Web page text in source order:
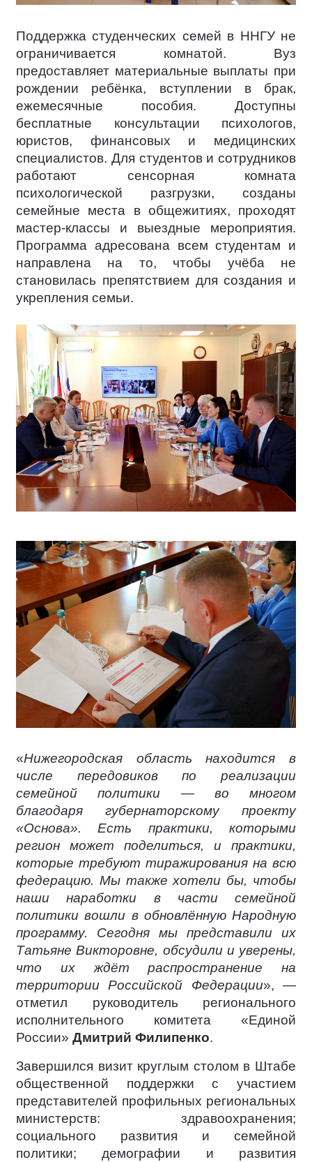
Поддержка студенческих семей в ННГУ не
ограничивается комнатой. Вуз
предоставляет материальные выплаты при
рождении ребёнка, вступлении в брак,
ежемесячные пособия. Доступны
бесплатные консультации психологов,
юристов, финансовых и медицинских
специалистов. Для студентов и сотрудников
работают сенсорная комната
психологической разгрузки, созданы
семейные места в общежитиях, проходят
мастер-классы и выездные мероприятия.
Программа адресована всем студентам и
направлена на то, чтобы учёба не
становилась препятствием для создания и
укрепления семьи.
«Нижегородская область находится в
числе передовиков по реализации
семейной политики — во многом
благодаря губернаторскому проекту
«Основа». Есть практики, которыми
регион может поделиться, и практики,
которые требуют тиражирования на всю
федерацию. Мы также хотели бы, чтобы
наши наработки в части семейной
политики вошли в обновлённую Народную
программу. Сегодня мы представили их
Татьяне Викторовне, обсудили и уверены,
что их ждёт распространение на
территории Российской Федерации», —
отметил руководитель регионального
исполнительного комитета «Единой
России» Дмитрий Филипенко.
Завершился визит круглым столом в Штабе
общественной поддержки с участием
представителей профильных региональных
министерств: здравоохранения;
социального развития и семейной
политики; демографии и развития